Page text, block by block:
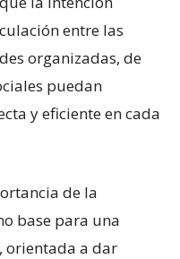
entre las
organizadas, de
puedan
y eficiente en cada
de la
base para una
orientada a dar